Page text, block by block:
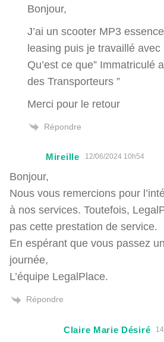
Bonjour,
J’ai un scooter MP3
leasing puis je travaillé avec
Qu’est ce que” Immatriculé
des Transporteurs ”
Merci pour le retour
Répondre
Mireille 12/06/2024 10h54
Bonjour,
Nous vous remercions pour
à nos services. Toutefois,
pas cette prestation de service.
En espérant que vous passez
journée,
L’équipe LegalPlace.
Répondre
Claire Marie Désiré